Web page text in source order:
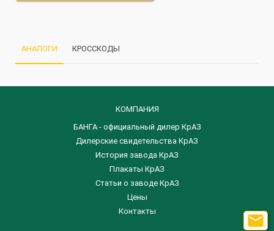
АНАЛОГИ КРОССКОДЫ
КОМПАНИЯ
БАНГА - официальный дилер КрАЗ
Дилерские свидетельства КрАЗ
История завода КрАЗ
Плакаты КрАЗ
Статьи о заводе КрАЗ
Цены
Контакты
